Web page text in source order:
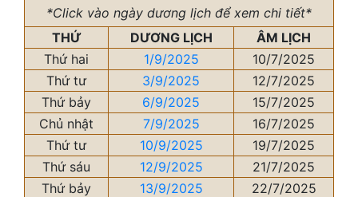
*Click vào ngày dương lịch để xem chi tiết*
THỨ
DƯƠNG LỊCH
ÂM LỊCH
Thứ hai
1/9/2025
10/7/2025
Thứ tư
3/9/2025
12/7/2025
Thứ bảy
6/9/2025
15/7/2025
Chủ nhật
7/9/2025
16/7/2025
Thứ tư
10/9/2025
19/7/2025
Thứ sáu
12/9/2025
21/7/2025
Thứ bảy
13/9/2025
22/7/2025